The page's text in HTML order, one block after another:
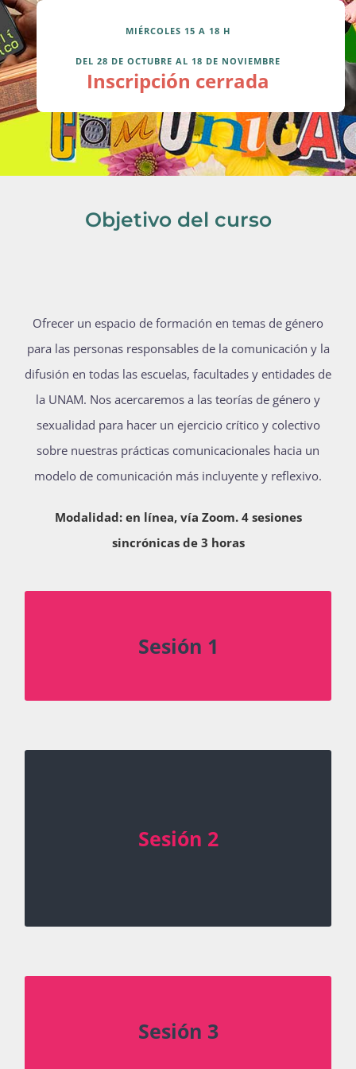
Actividades
La Boletina
Súmate
Publicaciones
Bienvenida generación 2027-1
MIÉRCOLES 15 A 18 H
DEL 28 DE OCTUBRE AL 18 DE NOVIEMBRE
Inscripción cerrada
Objetivo del curso
Ofrecer un espacio de formación en temas de género
para las personas responsables de la comunicación y la
difusión en todas las escuelas, facultades y entidades de
la UNAM. Nos acercaremos a las teorías de género y
sexualidad para hacer un ejercicio crítico y colectivo
sobre nuestras prácticas comunicacionales hacia un
modelo de comunicación más incluyente y reflexivo.
Modalidad: en línea, vía Zoom. 4 sesiones
sincrónicas de 3 horas
Sesión 1
Miércoles 28 de octubre 15:00 a 18:00 h
Sesión 2
Parte 2. Hacia una comunicación decolonial
Sesión 3
Miércoles 11 de noviembre, 15:00 a 18:00 h